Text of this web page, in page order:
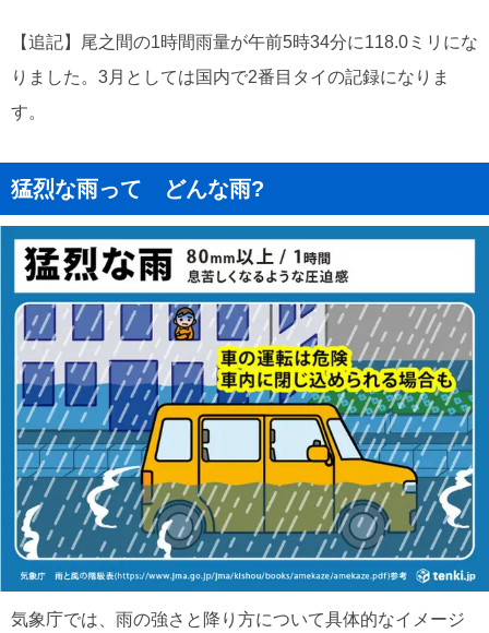
【追記】尾之間の1時間雨量が午前5時34分に118.0ミリにな
りました。3月としては国内で2番目タイの記録になりま
す。
猛烈な雨って どんな雨?
気象庁では、雨の強さと降り方について具体的なイメージ